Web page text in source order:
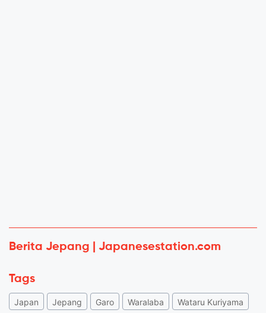
Berita Jepang | Japanesestation.com
Tags
Japan Jepang Garo Waralaba Wataru Kuriyama